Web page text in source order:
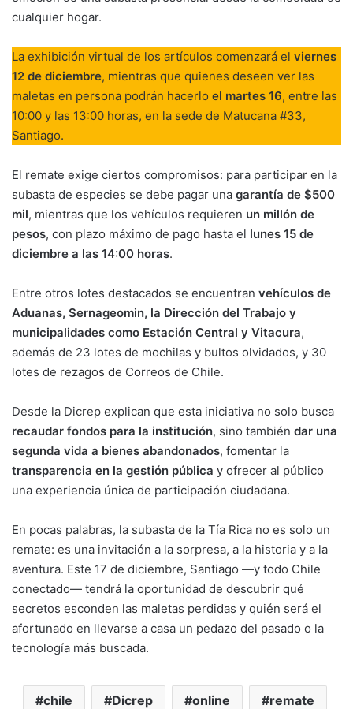
cualquier hogar.
La exhibición virtual de los artículos comenzará el viernes
12 de diciembre, mientras que quienes deseen ver las
maletas en persona podrán hacerlo el martes 16, entre las
10:00 y las 13:00 horas, en la sede de Matucana #33,
Santiago.
El remate exige ciertos compromisos: para participar en la
subasta de especies se debe pagar una garantía de $500
mil, mientras que los vehículos requieren un millón de
pesos, con plazo máximo de pago hasta el lunes 15 de
diciembre a las 14:00 horas.
Entre otros lotes destacados se encuentran vehículos de
Aduanas, Sernageomin, la Dirección del Trabajo y
municipalidades como Estación Central y Vitacura,
además de 23 lotes de mochilas y bultos olvidados, y 30
lotes de rezagos de Correos de Chile.
Desde la Dicrep explican que esta iniciativa no solo busca
recaudar fondos para la institución, sino también dar una
segunda vida a bienes abandonados, fomentar la
transparencia en la gestión pública y ofrecer al público
una experiencia única de participación ciudadana.
En pocas palabras, la subasta de la Tía Rica no es solo un
remate: es una invitación a la sorpresa, a la historia y a la
aventura. Este 17 de diciembre, Santiago —y todo Chile
conectado— tendrá la oportunidad de descubrir qué
secretos esconden las maletas perdidas y quién será el
afortunado en llevarse a casa un pedazo del pasado o la
tecnología más buscada.
chile Dicrep online remate